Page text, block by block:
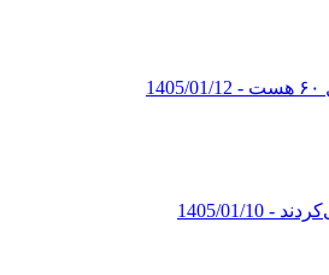
- 1405/01/12
- 1405/01/10